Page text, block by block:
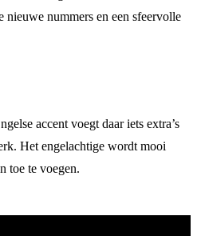
nieuwe nummers en een sfeervolle
accent voegt daar iets extra’s
Het engelachtige wordt mooi
toe te voegen.